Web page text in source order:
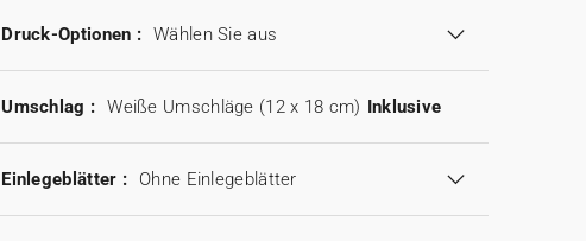
Druck-Optionen : Wählen Sie aus
Umschlag : Weiße Umschläge (12 x 18 cm) Inklusive
Einlegeblätter : Ohne Einlegeblätter